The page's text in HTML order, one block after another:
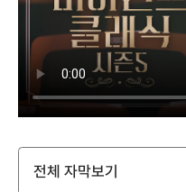
전체 자막보기